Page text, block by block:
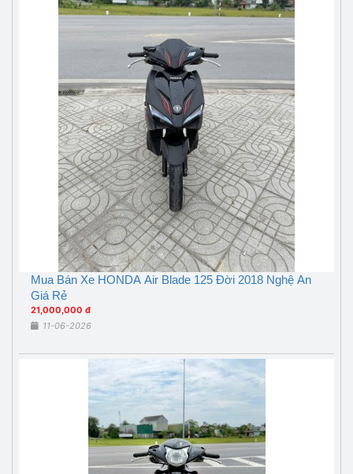
Mua Bán Xe HONDA Air Blade 125 Đời 2018 Nghệ An
Giá Rẻ
21,000,000 đ
11-06-2026